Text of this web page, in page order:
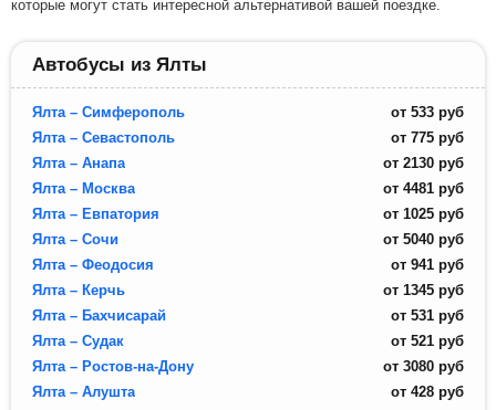
которые могут стать интересной альтернативой вашей поездке.
Автобусы из Ялты
Ялта – Симферополь от 533 руб
Ялта – Севастополь
от 775 руб
Ялта – Анапа
от 2130 руб
Ялта – Москва
от 4481 руб
Ялта – Евпатория
от 1025 руб
Ялта – Сочи
от 5040 руб
Ялта – Феодосия
от 941 руб
Ялта – Керчь
от 1345 руб
Ялта – Бахчисарай
от 531 руб
Ялта – Судак
от 521 руб
Ялта – Ростов-на-Дону
от 3080 руб
Ялта – Алушта
от 428 руб